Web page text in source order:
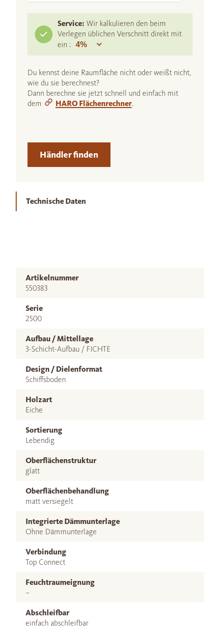
Service: Wir kalkulieren den beim
Verlegen üblichen Verschnitt direkt mit
ein :
Du kennst deine Raumfläche nicht oder weißt nicht,
wie du sie berechnest?
Dann berechne sie jetzt schnell und einfach mit
dem
HARO Flächenrechner.
Händler finden
Technische Daten
Artikelnummer
550383
Serie
2500
Aufbau / Mittellage
3-Schicht-Aufbau / FICHTE
Design / Dielenformat
Schiffsboden
Holzart
Eiche
Sortierung
Lebendig
Oberflächenstruktur
glatt
Oberflächenbehandlung
matt versiegelt
Integrierte Dämmunterlage
Ohne Dämmunterlage
Verbindung
Top Connect
Feuchtraumeignung
–
Abschleifbar
einfach abschleifbar